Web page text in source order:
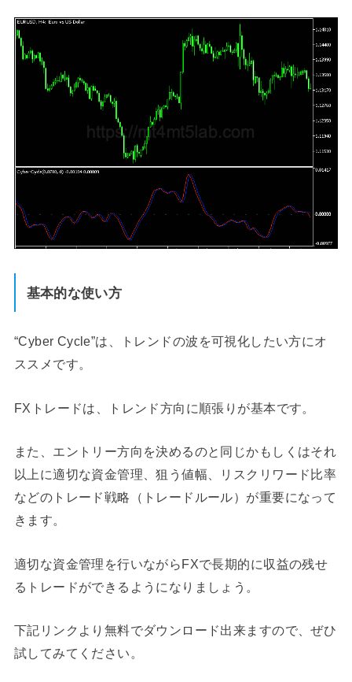
基本的な使い方
“Cyber Cycle”は、トレンドの波を可視化したい方にオ
ススメです。
FXトレードは、トレンド方向に順張りが基本です。
また、エントリー方向を決めるのと同じかもしくはそれ
以上に適切な資金管理、狙う値幅、リスクリワード比率
などのトレード戦略（トレードルール）が重要になって
きます。
適切な資金管理を行いながらFXで長期的に収益の残せ
るトレードができるようになりましょう。
下記リンクより無料でダウンロード出来ますので、ぜひ
試してみてください。